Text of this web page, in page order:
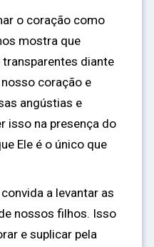
o coração como
mostra que
diante
coração e
angústias e
isso na presença do
Ele é o único que
a levantar as
nossos filhos. Isso
e suplicar pela